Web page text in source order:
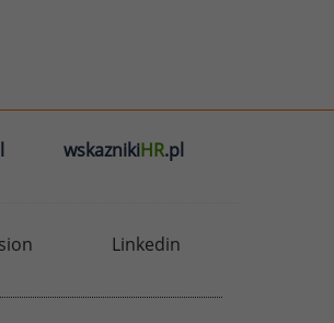
wskaznikiHR.pl
Linkedin